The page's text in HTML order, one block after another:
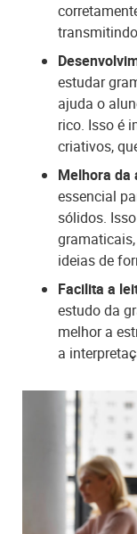
estudar
ajuda o
rico. Isso é
criativos,
Melhora da
essencial
sólidos.
ideias de
Facilita a
estudo da
melhor a
a